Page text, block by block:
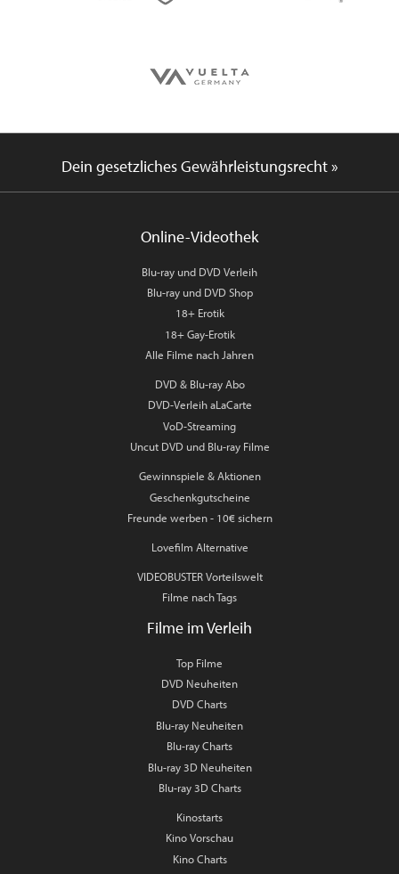
Dein gesetzliches Gewährleistungsrecht »
Online-Videothek
Blu-ray und DVD Verleih
Blu-ray und DVD Shop
18+ Erotik
18+ Gay-Erotik
Alle Filme nach Jahren
DVD & Blu-ray Abo
DVD-Verleih aLaCarte
VoD-Streaming
Uncut DVD und Blu-ray Filme
Gewinnspiele & Aktionen
Geschenkgutscheine
Freunde werben - 10€ sichern
Lovefilm Alternative
VIDEOBUSTER Vorteilswelt
Filme nach Tags
Filme im Verleih
Top Filme
DVD Neuheiten
DVD Charts
Blu-ray Neuheiten
Blu-ray Charts
Blu-ray 3D Neuheiten
Blu-ray 3D Charts
Kinostarts
Kino Vorschau
Kino Charts